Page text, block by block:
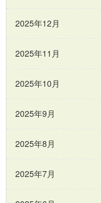
2025年12月
2025年11月
2025年10月
2025年9月
2025年8月
2025年7月